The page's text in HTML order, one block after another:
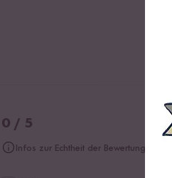
0 / 5
Infos zur Echtheit der Bewertungen